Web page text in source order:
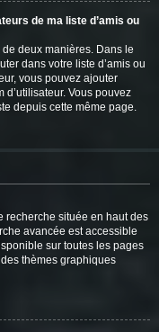
de ma liste d’amis ou
deux manières. Dans le
dans votre liste d’amis ou
vous pouvez ajouter
Vous pouvez
depuis cette même page.
recherche située en haut des
avancée est accessible
sur toutes les pages
thèmes graphiques